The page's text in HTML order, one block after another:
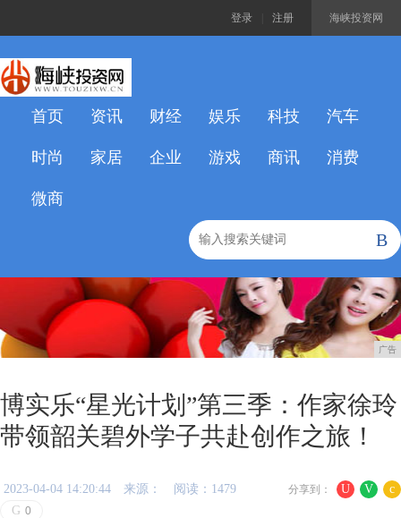
海峡投资网
登录 注册
首页 资讯 财经 娱乐 科技 汽车
时尚 家居 企业 游戏 商讯 消费
微商
B
广告
博实乐“星光计划”第三季：作家徐玲
带领韶关碧外学子共赴创作之旅！
U V c
分享到：
2023-04-04 14:20:44 来源：
阅读：1479
G 0